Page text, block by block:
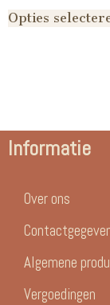
Opties
Informatie
Over ons
Algemene
Vergoedingen